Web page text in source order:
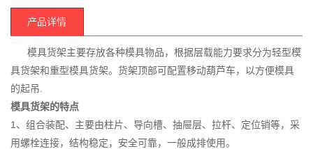
产品详情
模具货架主要存放各种模具物品，根据层载能力要求分为轻型模
具货架和重型模具货架。货架顶部可配置移动葫芦车，以方便模具
的起吊.
模具货架的特点
1、组合装配、主要由柱片、导向槽、抽屉层、拉杆、定位销等，采
用螺栓连接，结构稳定，安全可靠，一般成排使用。